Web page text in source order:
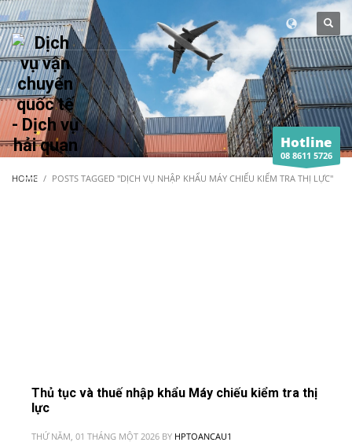
Hotline
08 8611 5726
HOME
POSTS TAGGED "DỊCH VỤ NHẬP KHẨU MÁY CHIẾU KIỂM TRA THỊ LỰC"
Thủ tục và thuế nhập khẩu Máy chiếu kiểm tra thị
lực
THỨ NĂM, 01 THÁNG MỘT 2026 BY HPTOANCAU1